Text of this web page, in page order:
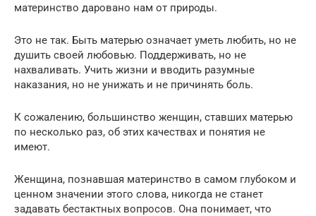
материнство даровано нам от природы.
Это не так. Быть матерью означает уметь любить, но не
душить своей любовью. Поддерживать, но не
нахваливать. Учить жизни и вводить разумные
наказания, но не унижать и не причинять боль.
К сожалению, большинство женщин, ставших матерью
по несколько раз, об этих качествах и понятия не
имеют.
Женщина, познавшая материнство в самом глубоком и
ценном значении этого слова, никогда не станет
задавать бестактных вопросов. Она понимает, что